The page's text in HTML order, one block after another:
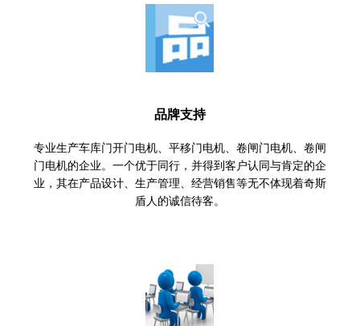
品牌支持
专业生产车库门开门电机、平移门电机、卷闸门电机、卷闸
门电机的企业。一个优于同行，并得到客户认同与肯定的企
业，其在产品设计、生产管理、经营销售等无不体现着奇斯
盾人的诚信待客。